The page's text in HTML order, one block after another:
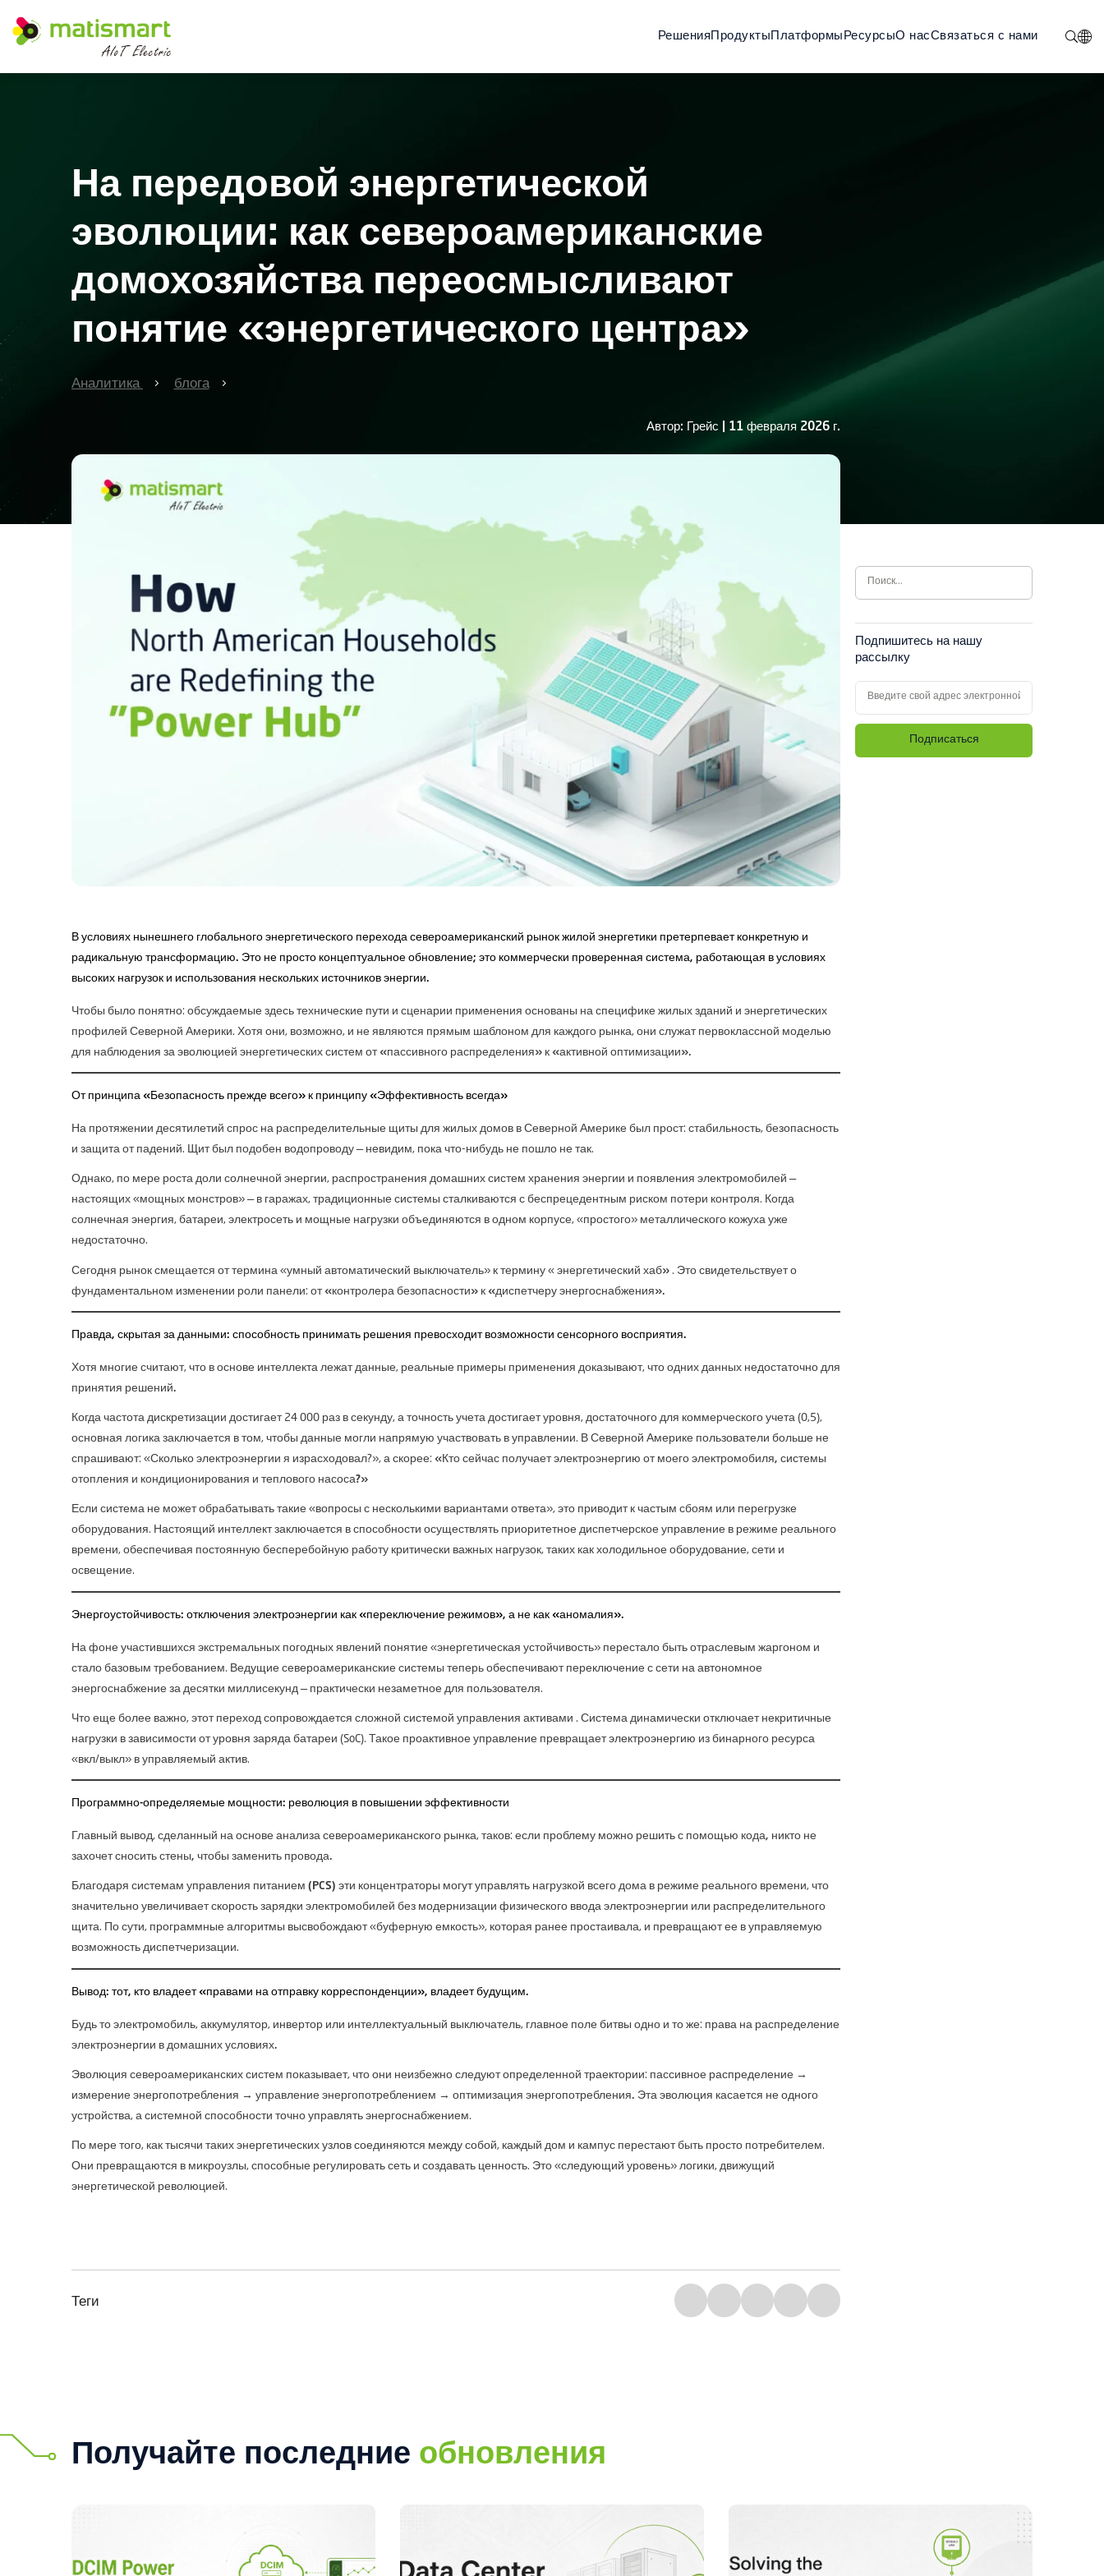
А
РешенияПродуктыПлатформы РесурсыО насСвязаться с нами
На передовой энергетической
эволюции: как североамериканские
домохозяйства переосмысливают
понятие «энергетического центра»
Аналитика блога
Автор: Грейс | 11 февраля 2026 г.
В условиях нынешнего глобального энергетического перехода североамериканский рынок жилой энергетики претерпевает конкретную и
радикальную трансформацию. Это не просто концептуальное обновление; это коммерчески проверенная система, работающая в условиях
высоких нагрузок и использования нескольких источников энергии.
Чтобы было понятно: обсуждаемые здесь технические пути и сценарии применения основаны на специфике жилых зданий и энергетических
профилей Северной Америки. Хотя они, возможно, и не являются прямым шаблоном для каждого рынка, они служат первоклассной моделью
для наблюдения за эволюцией энергетических систем от«пассивного распределения» к «активной оптимизации».
От принципа «Безопасность прежде всего» к принципу «Эффективность всегда»
На протяжении десятилетий спрос на распределительные щиты для жилых домов в Северной Америке был прост: стабильность, безопасность
и защита от падений. Щит был подобен водопроводу — невидим, пока что-нибудь не пошло не так.
Однако, по мере роста доли солнечной энергии, распространения домашних систем хранения энергии и появления электромобилей —
настоящих «мощных монстров» — в гаражах, традиционные системы сталкиваются с беспрецедентным риском потери контроля. Когда
солнечная энергия, батареи, электросеть и мощные нагрузки объединяются в одном корпусе, «простого» металлического кожуха уже
недостаточно.
Сегодня рынок смещается от термина «умный автоматический выключатель» к термину « энергетический хаб» . Это свидетельствует о
фундаментальном изменении роли панели: от«контролера безопасности» к «диспетчеру энергоснабжения».
Правда, скрытая за данными: способность принимать решения превосходит возможности сенсорного восприятия.
Хотя многие считают, что в основе интеллекта лежат данные, реальные примеры применения доказывают, что одних данных недостаточно для
принятия решений.
Когда частота дискретизации достигает 24 000 раз в секунду, а точность учета достигает уровня, достаточного для коммерческого учета (0,5),
основная логика заключается в том, чтобы данные могли напрямую участвовать в управлении. В Северной Америке пользователи больше не
спрашивают: «Сколько электроэнергии я израсходовал?», а скорее: «Кто сейчас получает электроэнергию от моего электромобиля, системы
отопления и кондиционирования и теплового насоса?»
Если система не может обрабатывать такие «вопросы с несколькими вариантами ответа», это приводит к частым сбоям или перегрузке
оборудования. Настоящий интеллект заключается в способности осуществлять приоритетное диспетчерское управление в режиме реального
времени, обеспечивая постоянную бесперебойную работу критически важных нагрузок, таких как холодильное оборудование, сети и
освещение.
Энергоустойчивость: отключения электроэнергии как «переключение режимов», а не как «аномалия».
На фоне участившихся экстремальных погодных явлений понятие «энергетическая устойчивость» перестало быть отраслевым жаргоном и
стало базовым требованием. Ведущие североамериканские системы теперь обеспечивают переключение с сети на автономное
энергоснабжение за десятки миллисекунд — практически незаметное для пользователя.
Что еще более важно, этот переход сопровождается сложной системой управления активами . Система динамически отключает некритичные
нагрузки в зависимости от уровня заряда батареи (SoC). Такое проактивное управление превращает электроэнергию из бинарного ресурса
«вкл/выкл» в управляемый актив.
Программно-определяемые мощности: революция в повышении эффективности
Главный вывод, сделанный на основе анализа североамериканского рынка, таков: если проблему можно решить с помощью кода, никто не
захочет сносить стены, чтобы заменить провода.
Благодаря системам управления питанием (PCS) эти концентраторы могут управлять нагрузкой всего дома в режиме реального времени, что
значительно увеличивает скорость зарядки электромобилей без модернизации физического ввода электроэнергии или распределительного
щита. По сути, программные алгоритмы высвобождают «буферную емкость», которая ранее простаивала, и превращают ее в управляемую
возможность диспетчеризации.
Вывод: тот, кто владеет «правами на отправку корреспонденции», владеет будущим.
Будь то электромобиль, аккумулятор, инвертор или интеллектуальный выключатель, главное поле битвы одно и то же: права на распределение
электроэнергии в домашних условиях.
Эволюция североамериканских систем показывает, что они неизбежно следуют определенной траектории: пассивное распределение →
измерение энергопотребления → управление энергопотреблением → оптимизация энергопотребления. Эта эволюция касается не одного
устройства, а системной способности точно управлять энергоснабжением.
По мере того, как тысячи таких энергетических узлов соединяются между собой, каждый дом и кампус перестают быть просто потребителем.
Они превращаются в микроузлы, способные регулировать сеть и создавать ценность. Это «следующий уровень» логики, движущий
энергетической революцией.
Теги
Подпишитесь на нашу
рассылку
Получайте последние обновления